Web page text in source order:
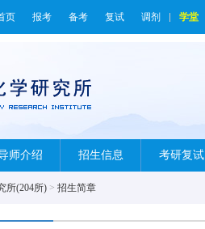
页 报考 备考 复试 调剂 学堂
师介绍 招生信息 考研复试
所(204所) > 招生简章